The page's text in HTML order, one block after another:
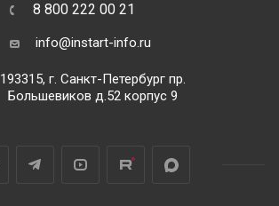
8 800 222 00 21
info@instart-info.ru
193315, г. Санкт-Петербург пр.
Большевиков д.52 корпус 9